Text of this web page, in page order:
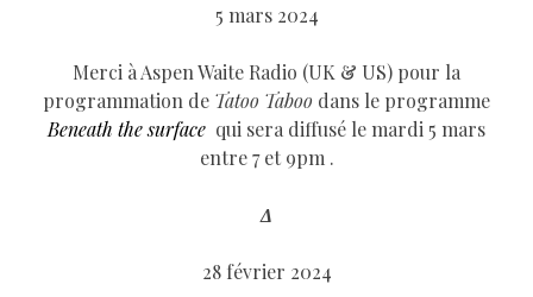
5 mars 2024
Merci à Aspen Waite Radio (UK & US) pour la
programmation de Tatoo Taboo dans le programme
Beneath the surface qui sera diffusé le mardi 5 mars
entre 7 et 9pm .
Δ
28 février 2024